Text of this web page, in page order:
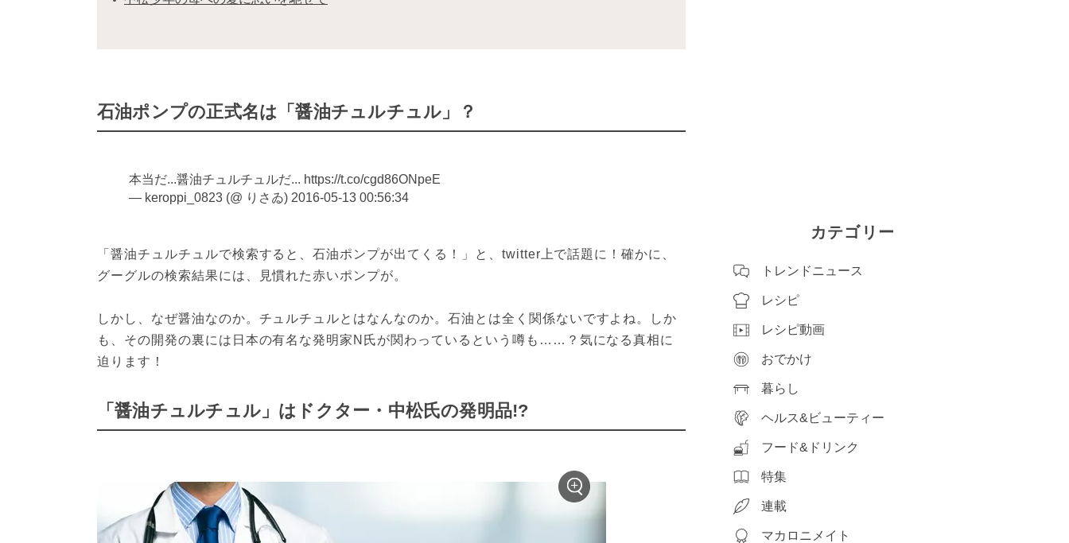
石油ポンプの正式名は「醤油チュルチュル」？
本当だ...醤油チュルチュルだ... https://t.co/cgd86ONpeE
— keroppi_0823 (@ りさゐ) 2016-05-13 00:56:34
「醤油チュルチュルで検索すると、石油ポンプが出てくる！」と、twitter上で話題に！確かに、
グーグルの検索結果には、見慣れた赤いポンプが。
しかし、なぜ醤油なのか。チュルチュルとはなんなのか。石油とは全く関係ないですよね。しか
も、その開発の裏には日本の有名な発明家N氏が関わっているという噂も……？気になる真相に
迫ります！
「醤油チュルチュル」はドクター・中松氏の発明品!?
カテゴリー
トレンドニュース
レシピ
レシピ動画
おでかけ
暮らし
ヘルス&ビューティー
フード&ドリンク
特集
連載
マカロニメイト